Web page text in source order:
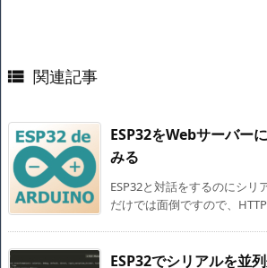
 関連記事
ESP32をWebサーバー
みる
ESP32と対話をするのにシリ
だけでは面倒ですので、
ESP32でシリアルを並